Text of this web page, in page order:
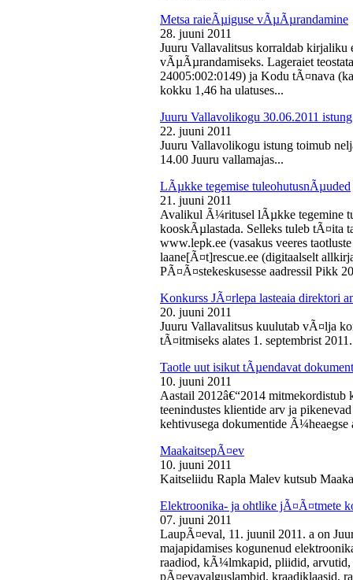
Metsa raieÃµiguse vÃµÃµrandamine
28. juuni 2011
Juuru Vallavalitsus korraldab kirjaliku
vÃµÃµrandamiseks. Lageraiet
24005:002:0149) ja Kodu tÃ¤nava
kokku 1,46 ha ulatuses...
Juuru Vallavolikogu 30.06.2011 istung
22. juuni 2011
Juuru Vallavolikogu istung toimub
14.00 Juuru vallamajas...
LÃµkke tegemise tuleohutusnÃµuded
21. juuni 2011
Avalikul Ã¼ritusel lÃµkke tegemine
kooskÃµlastada. Selleks tuleb tÃ¤ita
www.lepk.ee (vasakus veeres
laane[Ã¤t]rescue.ee (digitaalselt
PÃ¤Ã¤stekeskusesse aadressil Pikk
Konkurss JÃ¤rlepa lasteaia direktori
20. juuni 2011
Juuru Vallavalitsus kuulutab vÃ¤lja
tÃ¤itmiseks alates 1. septembrist
Taotle uut isikut tÃµendavat
10. juuni 2011
Aastail 2012â€“2014
teenindustes klientide arv ja
kehtivusega dokumentide Ã¼heaegse
MaakaitsepÃ¤ev
10. juuni 2011
Kaitseliidu Rapla Malev kutsub
Elektroonika- ja ohtlike jÃ¤Ã¤tmete
07. juuni 2011
LaupÃ¤eval, 11. juunil 2011. a on
majapidamises kogunenud
raadiod, kÃ¼lmkapid, pliidid,
pÃ¤evavalguslambid, kraadiklaasid,